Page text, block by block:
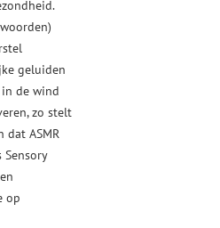
geluiden
de wind
zo stelt
dat ASMR
op